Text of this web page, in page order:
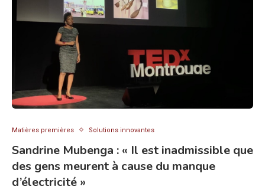
Matières premières Solutions innovantes
Sandrine Mubenga : « Il est inadmissible que
des gens meurent à cause du manque
d’électricité »